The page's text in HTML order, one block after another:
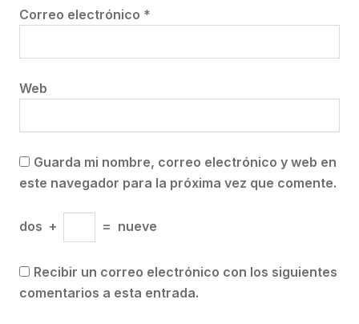
Correo electrónico *
Web
Guarda mi nombre, correo electrónico y web en
este navegador para la próxima vez que comente.
dos + = nueve
Recibir un correo electrónico con los siguientes
comentarios a esta entrada.